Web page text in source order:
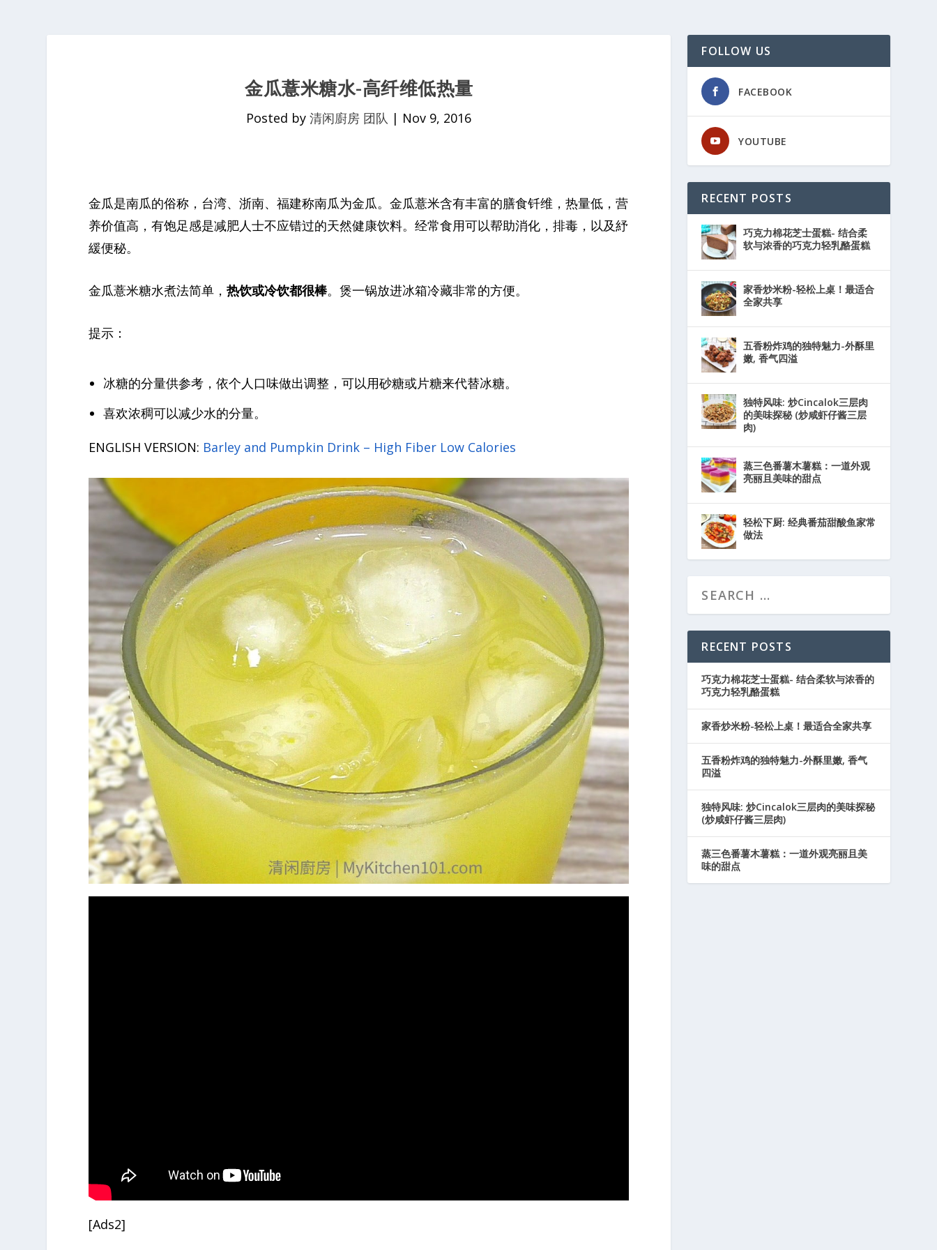
金瓜薏米糖水-高纤维低热量
Posted by清闲廚房 团队 | Nov 9, 2016
金瓜是南瓜的俗称，台湾、浙南、福建称南瓜为金瓜。金瓜薏米含有丰富的膳食钎维，热量低，营
养价值高，有饱足感是减肥人士不应错过的天然健康饮料。经常食用可以帮助消化，排毒，以及紓
緩便秘。
金瓜薏米糖水煮法简单，热饮或冷饮都很棒。煲一锅放进冰箱冷藏非常的方便。
提示：
冰糖的分量供参考，依个人口味做出调整，可以用砂糖或片糖来代替冰糖。
喜欢浓稠可以减少水的分量。
ENGLISH VERSION: Barley and Pumpkin Drink – High Fiber Low Calories
[Ads2]
FOLLOW US
FACEBOOK
YOUTUBE
RECENT POSTS
巧克力棉花芝士蛋糕- 结合柔
软与浓香的巧克力轻乳酪蛋糕
家香炒米粉-轻松上桌！最适合
全家共享
五香粉炸鸡的独特魅力-外酥里
嫩, 香气四溢
独特风味: 炒Cincalok三层肉
的美味探秘 (炒咸虾仔酱三层
肉)
蒸三色番薯木薯糕：一道外观
亮丽且美味的甜点
轻松下厨: 经典番茄甜酸鱼家常
做法
RECENT POSTS
巧克力棉花芝士蛋糕- 结合柔软与浓香的
巧克力轻乳酪蛋糕
家香炒米粉-轻松上桌！最适合全家共享
五香粉炸鸡的独特魅力-外酥里嫩, 香气
四溢
独特风味: 炒Cincalok三层肉的美味探秘
(炒咸虾仔酱三层肉)
蒸三色番薯木薯糕：一道外观亮丽且美
味的甜点